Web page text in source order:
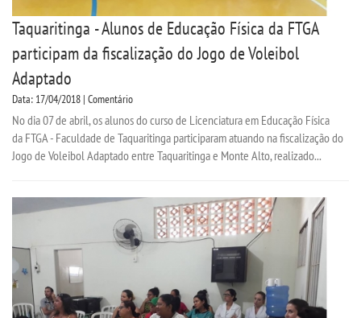
Taquaritinga - Alunos de Educação Física da FTGA
participam da fiscalização do Jogo de Voleibol
Adaptado
Data: 17/04/2018 | Comentário
No dia 07 de abril, os alunos do curso de Licenciatura em Educação Física
da FTGA - Faculdade de Taquaritinga participaram atuando na fiscalização do
Jogo de Voleibol Adaptado entre Taquaritinga e Monte Alto, realizado...